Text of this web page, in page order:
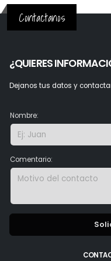
Contactanos
¿QUIERES
Dejanos tus datos y
Nombre:
Comentario: